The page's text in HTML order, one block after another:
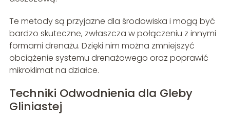
Te metody są przyjazne dla środowiska i mogą być
bardzo skuteczne, zwłaszcza w połączeniu z innymi
formami drenażu. Dzięki nim można zmniejszyć
obciążenie systemu drenażowego oraz poprawić
mikroklimat na działce.
Techniki Odwodnienia dla Gleby
Gliniastej